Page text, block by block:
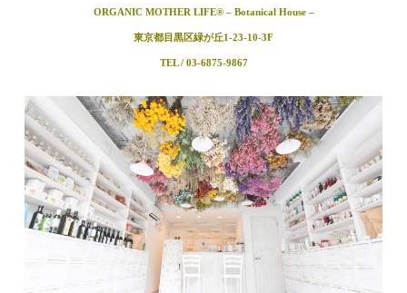
ORGANIC MOTHER LIFE®︎ – Botanical House –
東京都目黒区緑が丘1-23-10-3F
TEL / 03-6875-9867